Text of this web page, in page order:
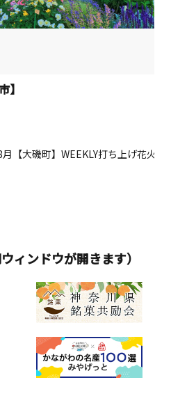
】
月【大磯町】WEEKLY打ち上げ花火in
ィンドウが開きます）